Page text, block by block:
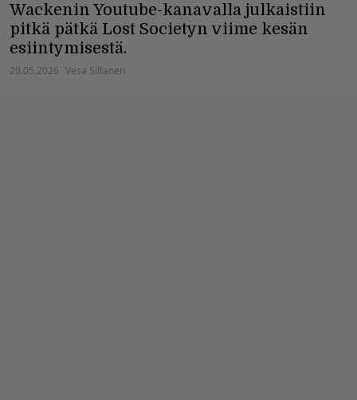
Wackenin Youtube-kanavalla julkaistiin
pitkä pätkä Lost Societyn viime kesän
esiintymisestä.
20.05.2026 Vesa Siltanen